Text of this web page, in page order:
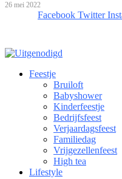
26 mei 2022
Facebook Twitter
Feestje
Bruiloft
Babyshower
Kinderfeestje
Bedrijfsfeest
Verjaardagsfeest
Familiedag
Vrijgezellenfeest
High tea
Lifestyle